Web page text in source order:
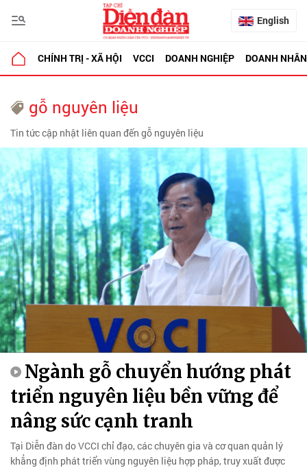
English
CHÍNH TRỊ - XÃ HỘI VCCI DOANH NGHIỆP DOANH NHÂN
gỗ nguyên liệu
Tin tức cập nhật liên quan đến gỗ nguyên liệu
Ngành gỗ chuyển hướng phát
triển nguyên liệu bền vững để
nâng sức cạnh tranh
Tại Diễn đàn do VCCI chỉ đạo, các chuyên gia và cơ quan quản lý
khẳng định phát triển vùng nguyên liệu hợp pháp, truy xuất được